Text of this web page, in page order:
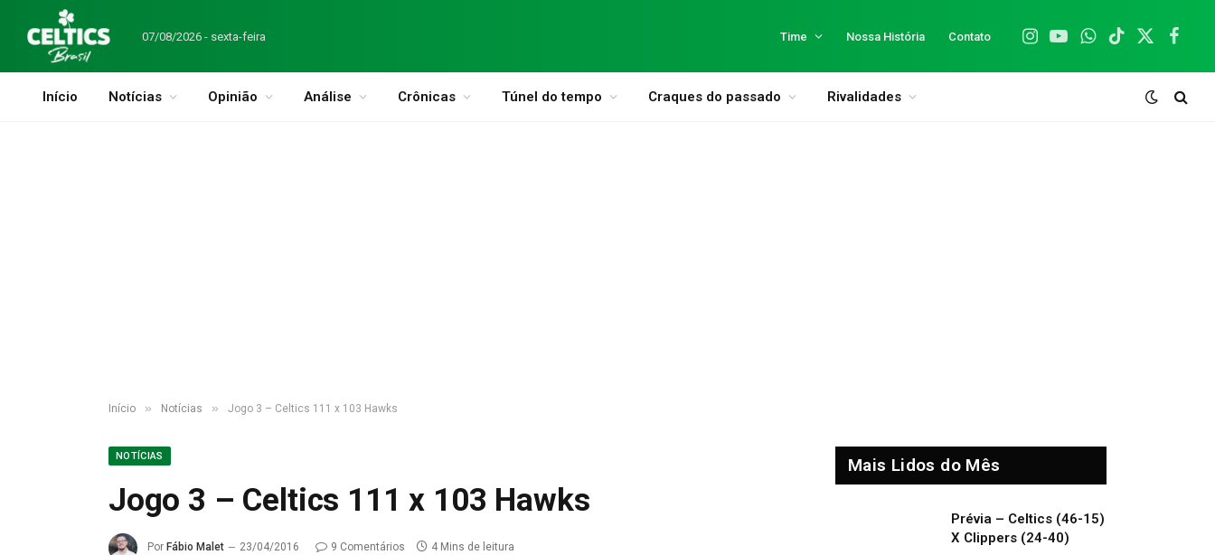
07/08/2026 - sexta-feira Time Nossa História Contato
Instagram
YouTubeWhatsApp
TikTok
X
Início Notícias Opinião Análise Crônicas Túnel do tempo Craques do passado Rivalidades
Início » Notícias » Jogo 3 – Celtics 111 x 103 Hawks
NOTÍCIAS
Jogo 3 – Celtics 111 x 103 Hawks
Por Fábio Malet 23/04/2016 9 Comentários 4 Mins de leitura
Mais Lidos do Mês
Prévia – Celtics (46-15)
X Clippers (24-40)